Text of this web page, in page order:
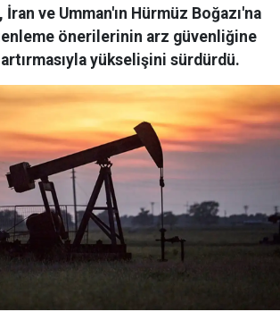
ve Umman'ın Hürmüz Boğazı'na
önerilerinin arz güvenliğine
yükselişini sürdürdü.